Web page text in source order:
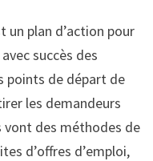
plan d’action pour
succès des
points de départ de
les demandeurs
vont des méthodes de
d’offres d’emploi,